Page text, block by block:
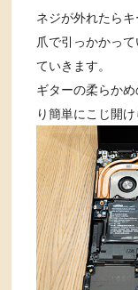
ネジが外れたら
爪で引っかかっ
ていきます。
ギターの柔らか
り簡単にこじ開け